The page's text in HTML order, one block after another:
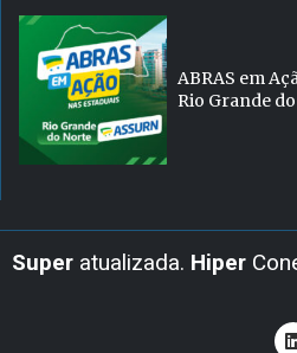
ABRAS em
Rio Grande
Super atualizada. Hiper